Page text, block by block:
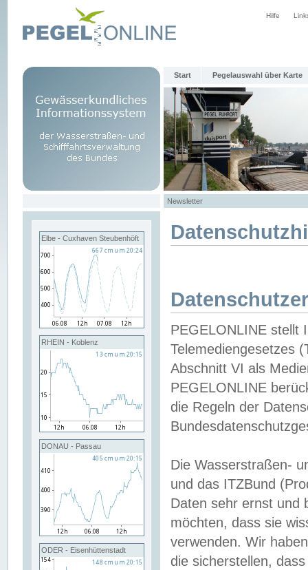
Hilfe
Start Pegelauswahl über Karte
Newsletter
Elbe - Cuxhaven Steubenhöft
RHEIN - Koblenz
DONAU - Passau
ODER - Eisenhüttenstadt
PEGELONLINE stellt
Telemediengesetzes
Abschnitt VI als
PEGELONLINE
die Regeln der
Die Wasserstraßen-
und das ITZBund
Daten sehr ernst und
möchten, dass sie
verwenden. Wir
die sicherstellen,